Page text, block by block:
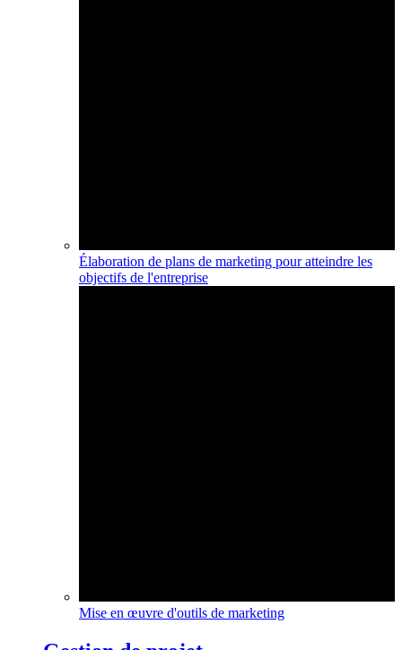
Élaboration de plans de marketing pour atteindre les
objectifs de l'entreprise
Mise en œuvre d'outils de marketing